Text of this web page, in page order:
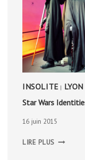
INSOLITE |
Star Wars
16 juin 2015
LIRE PLUS WARS